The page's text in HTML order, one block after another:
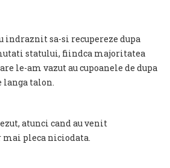
indraznit sa-si recupereze dupa
statului, fiindca majoritatea
le-am vazut au cupoanele de dupa
langa talon.
atunci cand au venit
pleca niciodata.